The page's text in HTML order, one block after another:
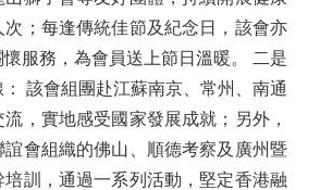
；每逢傳統佳節及紀念日，該會亦
服務，為會員送上節日溫暖。 二是
該會組團赴江蘇南京、常州、南通
，實地感受國家發展成就；另外，
會組織的佛山、順德考察及廣州暨
訓，通過一系列活動，堅定香港融